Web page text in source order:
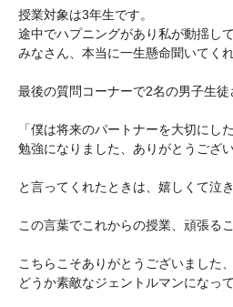
授業対象は3年生です。
途中でハプニングがあり私が動揺し
みなさん、本当に一生懸命聞いてく
最後の質問コーナーで2名の男子生
「僕は将来のパートナーを大切にし
勉強になりました、ありがとうござい
と言ってくれたときは、嬉しくて泣
この言葉でこれからの授業、頑張る
こちらこそありがとうございました、
どうか素敵なジェントルマンになっ